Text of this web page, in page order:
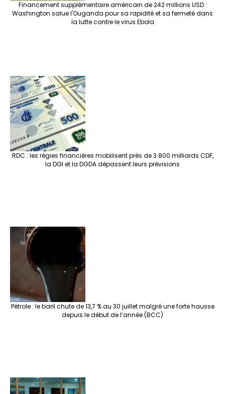
Financement supplémentaire américain de 242 millions USD :
Washington salue l'Ouganda pour sa rapidité et sa fermeté dans
la lutte contre le virus Ebola
RDC : les régies financières mobilisent près de 3.800 milliards CDF,
la DGI et la DGDA dépassent leurs prévisions
Pétrole : le baril chute de 13,7 % au 30 juillet malgré une forte hausse
depuis le début de l’année (BCC)